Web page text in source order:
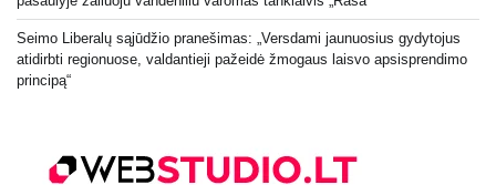
Seimo Liberalų sąjūdžio pranešimas: „Versdami jaunuosius gydytojus
atidirbti regionuose, valdantieji pažeidė žmogaus laisvo apsisprendimo
principą“